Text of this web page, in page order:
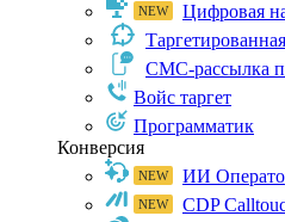
Цифровая
СМС-рассылка
Войс таргет
Программатик
Конверсия
ИИ
CDP